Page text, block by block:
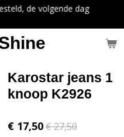
de volgende dag
Karostar jeans 1
knoop K2926
€ 17,50€ 27,50